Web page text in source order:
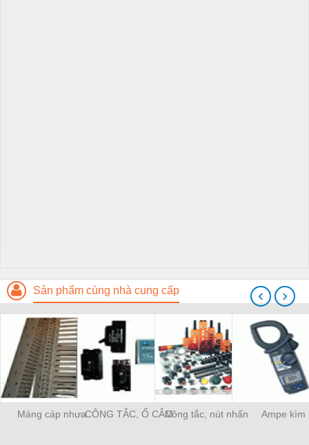
Sản phẩm cùng nhà cung cấp
Máng cáp nhựaCÔNG TẮC, Ổ CẮMCông tắc, nút nhấn Ampe kìm
‹ ›